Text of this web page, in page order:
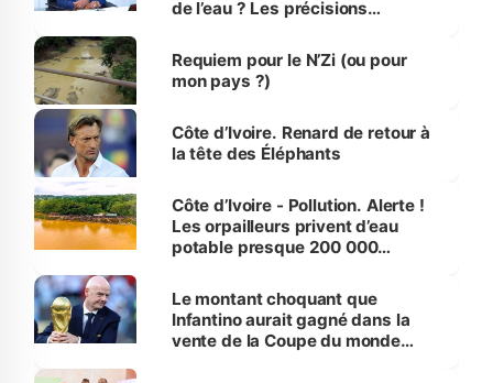
de l’eau ? Les précisions
Requiem pour le N’Zi (ou pour
mon pays ?)
Côte d’Ivoire. Renard de retour à
la tête des Éléphants
Côte d’Ivoire - Pollution. Alerte !
Les orpailleurs privent d’eau
potable presque 200 000
Le montant choquant que
Infantino aurait gagné dans la
vente de la Coupe du monde